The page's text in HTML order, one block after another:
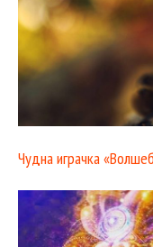
Чудна играчка